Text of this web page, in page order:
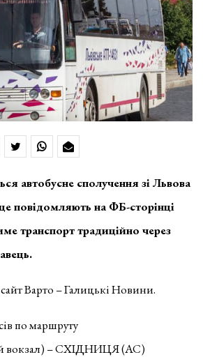
автобусне сполучення зі Львова
повідомляють на ФБ-сторінці
транспорт традиційно через
Варто – Галицькі Новини.
по маршруту
вокзал) – СХІДНИЦЯ (АС)